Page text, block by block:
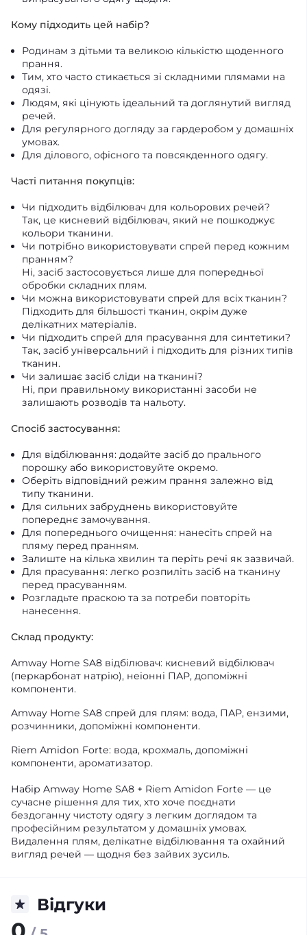
Кому підходить цей набір?
Родинам з дітьми та великою кількістю щоденного
прання.
Тим, хто часто стикається зі складними плямами на
одязі.
Людям, які цінують ідеальний та доглянутий вигляд
речей.
Для регулярного догляду за гардеробом у домашніх
умовах.
Для ділового, офісного та повсякденного одягу.
Часті питання покупців:
Чи підходить відбілювач для кольорових речей?
Так, це кисневий відбілювач, який не пошкоджує
кольори тканини.
Чи потрібно використовувати спрей перед кожним
пранням?
Ні, засіб застосовується лише для попередньої
обробки складних плям.
Чи можна використовувати спрей для всіх тканин?
Підходить для більшості тканин, окрім дуже
делікатних матеріалів.
Чи підходить спрей для прасування для синтетики?
Так, засіб універсальний і підходить для різних типів
тканин.
Чи залишає засіб сліди на тканині?
Ні, при правильному використанні засоби не
залишають розводів та нальоту.
Спосіб застосування:
Для відбілювання: додайте засіб до прального
порошку або використовуйте окремо.
Оберіть відповідний режим прання залежно від
типу тканини.
Для сильних забруднень використовуйте
попереднє замочування.
Для попереднього очищення: нанесіть спрей на
пляму перед пранням.
Залиште на кілька хвилин та періть речі як зазвичай.
Для прасування: легко розпиліть засіб на тканину
перед прасуванням.
Розгладьте праскою та за потреби повторіть
нанесення.
Склад продукту:
Amway Home SA8 відбілювач: кисневий відбілювач
(перкарбонат натрію), неіонні ПАР, допоміжні
компоненти.
Amway Home SA8 спрей для плям: вода, ПАР, ензими,
розчинники, допоміжні компоненти.
Riem Amidon Forte: вода, крохмаль, допоміжні
компоненти, ароматизатор.
Набір Amway Home SA8 + Riem Amidon Forte — це
сучасне рішення для тих, хто хоче поєднати
бездоганну чистоту одягу з легким доглядом та
професійним результатом у домашніх умовах.
Видалення плям, делікатне відбілювання та охайний
вигляд речей — щодня без зайвих зусиль.
Відгуки